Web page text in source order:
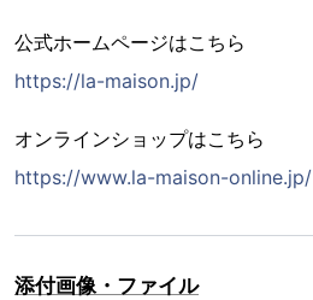
公式ホームページはこちら
https://la-maison.jp/
オンラインショップはこちら
https://www.la-maison-online.jp/
添付画像・ファイル